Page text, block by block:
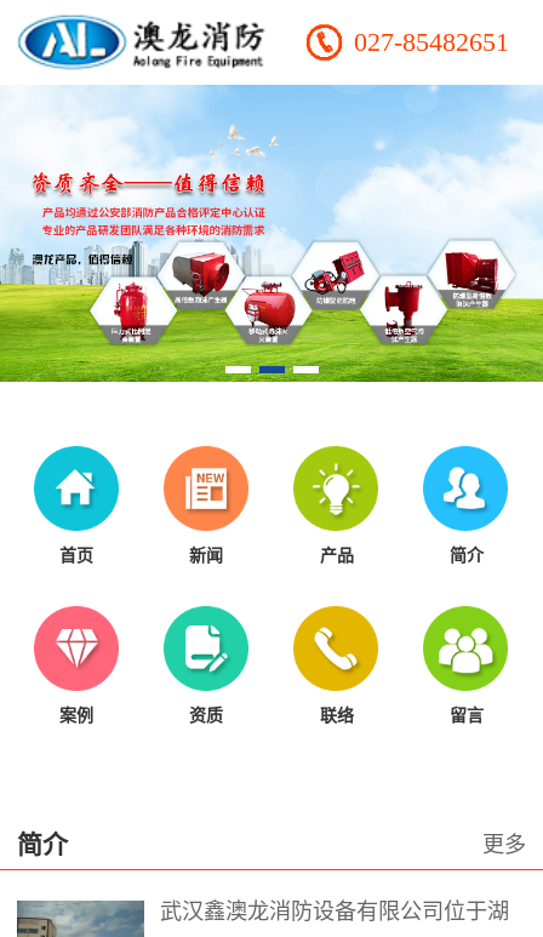
027-85482651
首页 新闻 产品 简介
案例 资质 联络 留言
简介 更多
武汉鑫澳龙消防设备有限公司位于湖